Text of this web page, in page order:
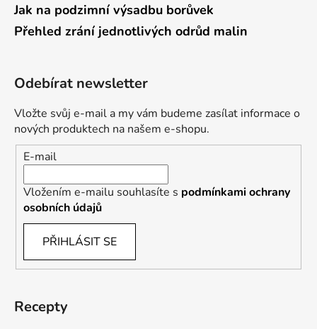
Jak na podzimní výsadbu borůvek
Přehled zrání jednotlivých odrůd malin
Odebírat newsletter
Vložte svůj e-mail a my vám budeme zasílat informace o
nových produktech na našem e-shopu.
E-mail
Vložením e-mailu souhlasíte s podmínkami ochrany
osobních údajů
PŘIHLÁSIT SE
Recepty